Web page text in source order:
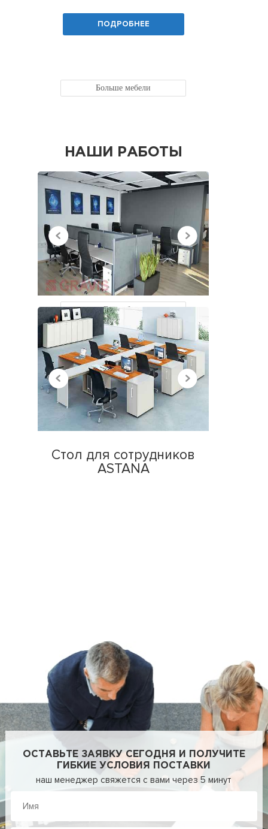
ПОДРОБНЕЕ
Больше мебели
НАШИ РАБОТЫ
Все работы
НЕДАВНО
ПРОСМОТРЕННЫЕ
Стол для сотрудников
ASTANA
ОСТАВЬТЕ ЗАЯВКУ СЕГОДНЯ И ПОЛУЧИТЕ
ГИБКИЕ УСЛОВИЯ ПОСТАВКИ
наш менеджер свяжется с вами через 5 минут